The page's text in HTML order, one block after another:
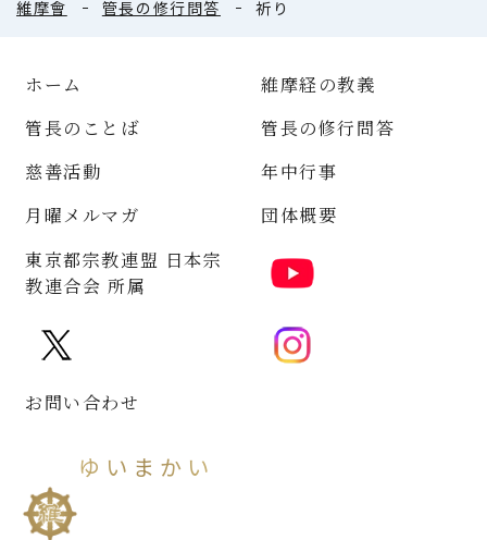
維摩會 管長の修行問答 祈り
ホーム
維摩経の教義
管長のことば
管長の修行問答
慈善活動
年中行事
月曜メルマガ
団体概要
東京都宗教連盟 日本宗
教連合会 所属
お問い合わせ
維摩會
ゆいまかい